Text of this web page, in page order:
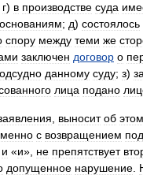
г) в производстве суда
основаниям; д) состоялось
спору между теми же
заключен договор о
данному суду; з)
лица подано
выносит об этом
с возвращением
и «и», не препятствует
допущенное нарушение